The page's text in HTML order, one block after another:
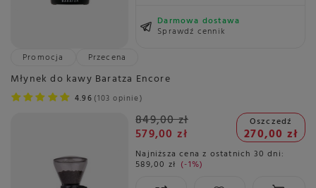
Darmowa dostawa
Sprawdź cennik
Promocja
Przecena
Młynek do kawy Baratza Encore
4.96 103 opinie
849,00 zł
579,00 zł
Oszczedź
270,00 zł
Najniższa cena z ostatnich 30 dni:
589,00 zł -1%